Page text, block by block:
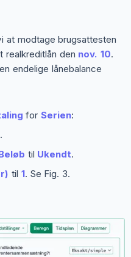
at modtage brugsattesten
realkreditlån den nov. 10.
endelige lånebalance
forSerien:
.
til Ukendt.
til 1. Se Fig. 3.